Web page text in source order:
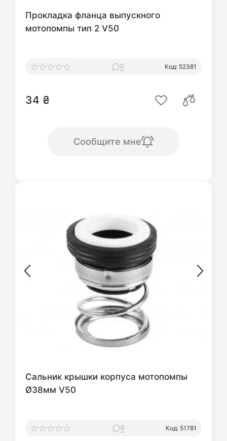
Прокладка фланца выпускного
мотопомпы тип 2 V50
0 Код: 52381
34 ₴
Сообщите мне
Сальник крышки корпуса мотопомпы
Ø38мм V50
0 Код: 51781